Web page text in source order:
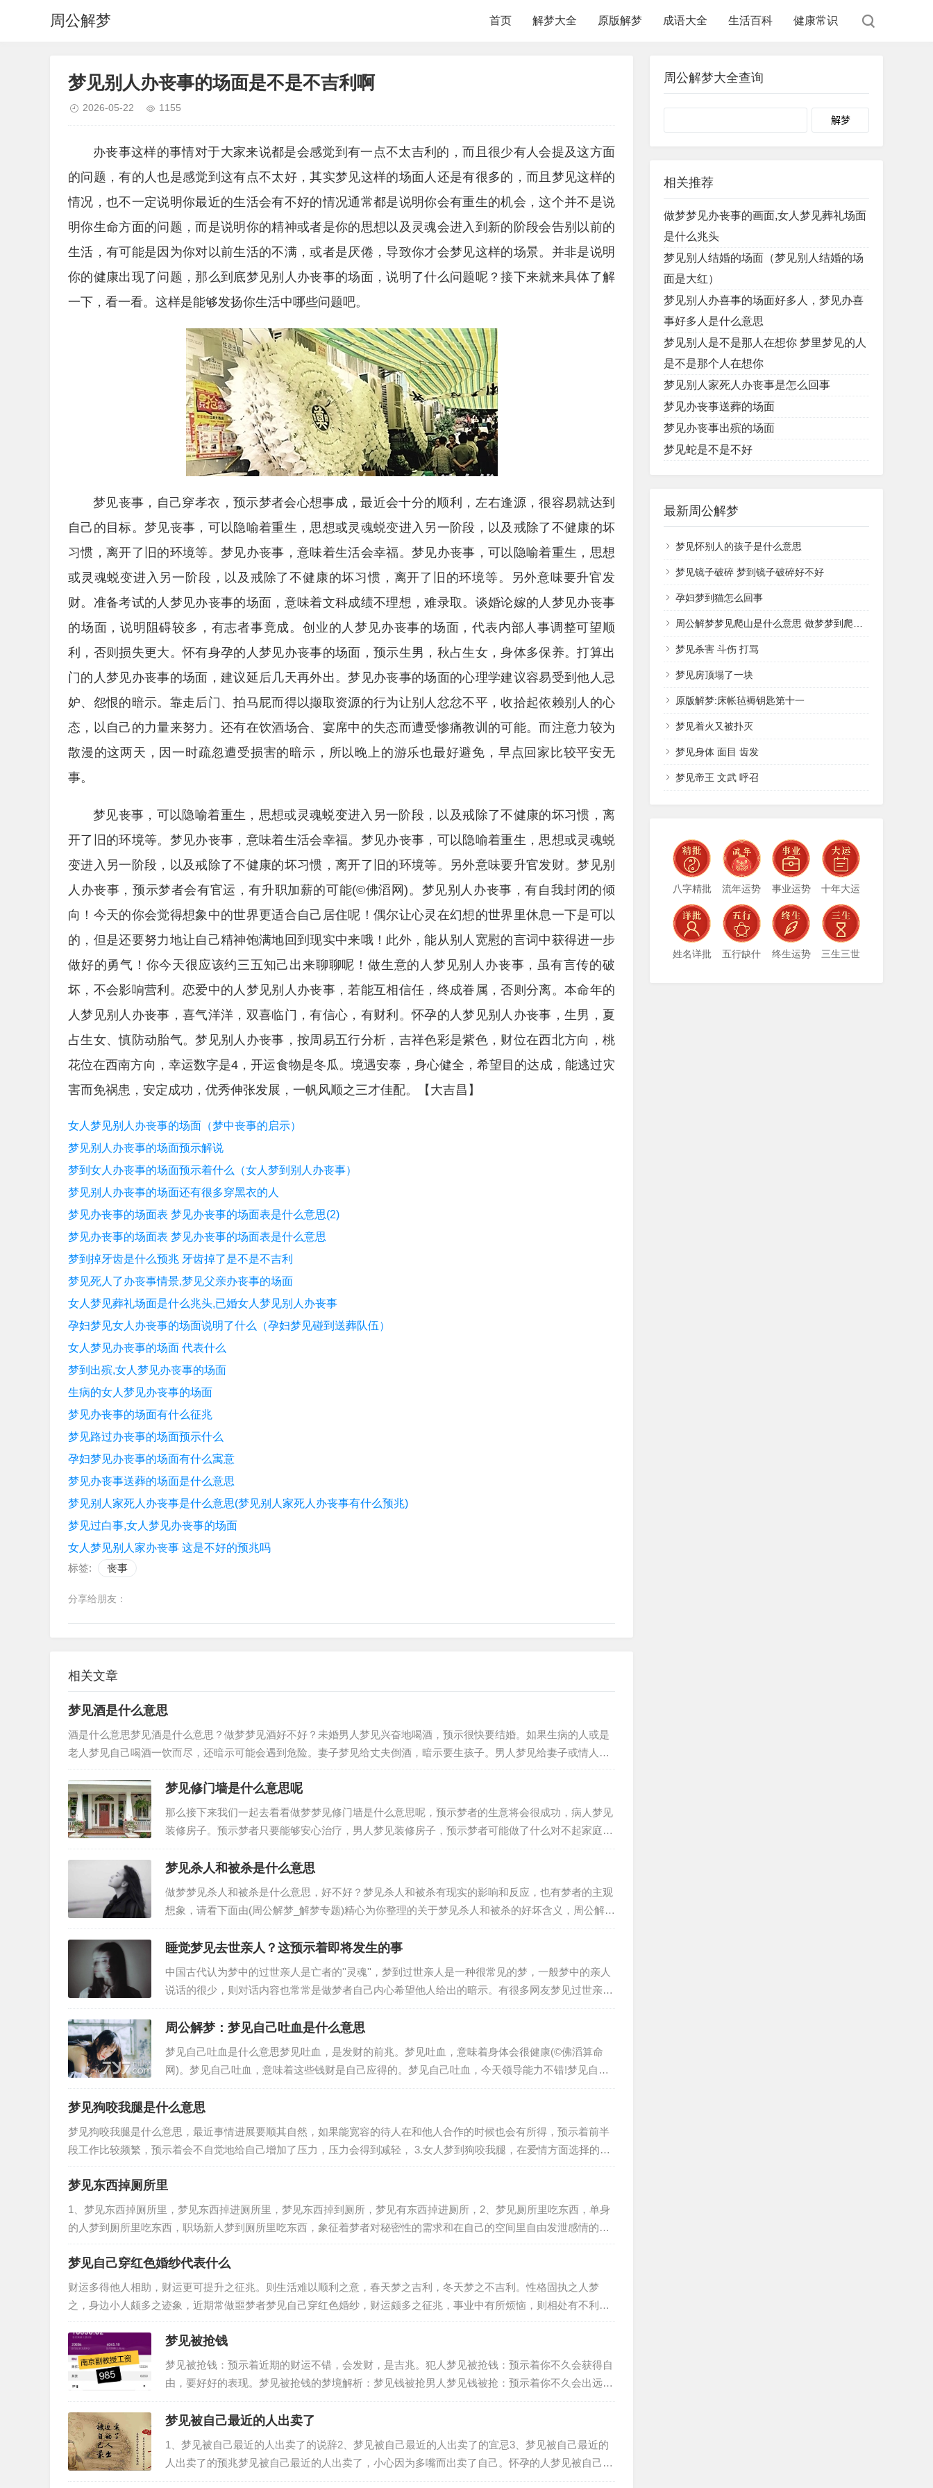
周公解梦 首页 解梦大全 原版解梦 成语大全 生活百科 健康常识
梦见别人办丧事的场面是不是不吉利啊
2026-05-22 1155
办丧事这样的事情对于大家来说都是会感觉到有一点不太吉利的，而且很少有人会提及这方面
的问题，有的人也是感觉到这有点不太好，其实梦见这样的场面人还是有很多的，而且梦见这样的
情况，也不一定说明你最近的生活会有不好的情况通常都是说明你会有重生的机会，这个并不是说
明你生命方面的问题，而是说明你的精神或者是你的思想以及灵魂会进入到新的阶段会告别以前的
生活，有可能是因为你对以前生活的不满，或者是厌倦，导致你才会梦见这样的场景。并非是说明
你的健康出现了问题，那么到底梦见别人办丧事的场面，说明了什么问题呢？接下来就来具体了解
一下，看一看。这样是能够发扬你生活中哪些问题吧。
梦见丧事，自己穿孝衣，预示梦者会心想事成，最近会十分的顺利，左右逢源，很容易就达到
自己的目标。梦见丧事，可以隐喻着重生，思想或灵魂蜕变进入另一阶段，以及戒除了不健康的坏
习惯，离开了旧的环境等。梦见办丧事，意味着生活会幸福。梦见办丧事，可以隐喻着重生，思想
或灵魂蜕变进入另一阶段，以及戒除了不健康的坏习惯，离开了旧的环境等。另外意味要升官发
财。准备考试的人梦见办丧事的场面，意味着文科成绩不理想，难录取。谈婚论嫁的人梦见办丧事
的场面，说明阻碍较多，有志者事竟成。创业的人梦见办丧事的场面，代表内部人事调整可望顺
利，否则损失更大。怀有身孕的人梦见办丧事的场面，预示生男，秋占生女，身体多保养。打算出
门的人梦见办丧事的场面，建议延后几天再外出。梦见办丧事的场面的心理学建议容易受到他人忌
妒、怨恨的暗示。靠走后门、拍马屁而得以撷取资源的行为让别人忿忿不平，收拾起依赖别人的心
态，以自己的力量来努力。还有在饮酒场合、宴席中的失态而遭受惨痛教训的可能。而注意力较为
散漫的这两天，因一时疏忽遭受损害的暗示，所以晚上的游乐也最好避免，早点回家比较平安无
事。
梦见丧事，可以隐喻着重生，思想或灵魂蜕变进入另一阶段，以及戒除了不健康的坏习惯，离
开了旧的环境等。梦见办丧事，意味着生活会幸福。梦见办丧事，可以隐喻着重生，思想或灵魂蜕
变进入另一阶段，以及戒除了不健康的坏习惯，离开了旧的环境等。另外意味要升官发财。梦见别
人办丧事，预示梦者会有官运，有升职加薪的可能(©佛滔网)。梦见别人办丧事，有自我封闭的倾
向！今天的你会觉得想象中的世界更适合自己居住呢！偶尔让心灵在幻想的世界里休息一下是可以
的，但是还要努力地让自己精神饱满地回到现实中来哦！此外，能从别人宽慰的言词中获得进一步
做好的勇气！你今天很应该约三五知己出来聊聊呢！做生意的人梦见别人办丧事，虽有言传的破
坏，不会影响营利。恋爱中的人梦见别人办丧事，若能互相信任，终成眷属，否则分离。本命年的
人梦见别人办丧事，喜气洋洋，双喜临门，有信心，有财利。怀孕的人梦见别人办丧事，生男，夏
占生女、慎防动胎气。梦见别人办丧事，按周易五行分析，吉祥色彩是紫色，财位在西北方向，桃
花位在西南方向，幸运数字是4，开运食物是冬瓜。境遇安泰，身心健全，希望目的达成，能逃过灾
害而免祸患，安定成功，优秀伸张发展，一帆风顺之三才佳配。【大吉昌】
女人梦见别人办丧事的场面（梦中丧事的启示）
梦见别人办丧事的场面预示解说
梦到女人办丧事的场面预示着什么（女人梦到别人办丧事）
梦见别人办丧事的场面还有很多穿黑衣的人
梦见办丧事的场面表 梦见办丧事的场面表是什么意思(2)
梦见办丧事的场面表 梦见办丧事的场面表是什么意思
梦到掉牙齿是什么预兆 牙齿掉了是不是不吉利
梦见死人了办丧事情景,梦见父亲办丧事的场面
女人梦见葬礼场面是什么兆头,已婚女人梦见别人办丧事
孕妇梦见女人办丧事的场面说明了什么（孕妇梦见碰到送葬队伍）
女人梦见办丧事的场面 代表什么
梦到出殡,女人梦见办丧事的场面
生病的女人梦见办丧事的场面
梦见办丧事的场面有什么征兆
梦见路过办丧事的场面预示什么
孕妇梦见办丧事的场面有什么寓意
梦见办丧事送葬的场面是什么意思
梦见别人家死人办丧事是什么意思(梦见别人家死人办丧事有什么预兆)
梦见过白事,女人梦见办丧事的场面
女人梦见别人家办丧事 这是不好的预兆吗
标签:
丧事
分享给朋友：
相关文章
梦见酒是什么意思
酒是什么意思梦见酒是什么意思？做梦梦见酒好不好？未婚男人梦见兴奋地喝酒，预示很快要结婚。如果生病的人或是
老人梦见自己喝酒一饮而尽，还暗示可能会遇到危险。妻子梦见给丈夫倒酒，暗示要生孩子。男人梦见给妻子或情人一
杯酒，夫妻或情人会恩爱如初。女人…
梦见修门墙是什么意思呢
那么接下来我们一起去看看做梦梦见修门墙是什么意思呢，预示梦者的生意将会很成功，病人梦见
装修房子。预示梦者只要能够安心治疗，男人梦见装修房子，预示梦者可能做了什么对不起家庭的
事情；女人梦见装修房子，预示梦者着因为自己的虚荣心太强而可能引起家庭…
梦见杀人和被杀是什么意思
做梦梦见杀人和被杀是什么意思，好不好？梦见杀人和被杀有现实的影响和反应，也有梦者的主观
想象，请看下面由(周公解梦_解梦专题)精心为你整理的关于梦见杀人和被杀的好坏含义，周公解梦
大全。从周公解梦而言，梦到杀人和被杀梦到杀害某人，代表做做梦的人…
睡觉梦见去世亲人？这预示着即将发生的事
中国古代认为梦中的过世亲人是亡者的''灵魂''，梦到过世亲人是一种很常见的梦，一般梦中的亲人
说话的很少，则对话内容也常常是做梦者自己内心希望他人给出的暗示。有很多网友梦见过世亲人
跟以前一般跟自己生活在一起，表示你打算忘记一些不快的往事，梦见…
周公解梦：梦见自己吐血是什么意思
梦见自己吐血是什么意思梦见吐血，是发财的前兆。梦见吐血，意味着身体会很健康(©佛滔算命
网)。梦见自己吐血，意味着这些钱财是自己应得的。梦见自己吐血，今天领导能力不错!梦见自己
大口吐血:此梦预示着工作或生活上的压力比较大，建议你不必太担忧，事…
梦见狗咬我腿是什么意思
梦见狗咬我腿是什么意思，最近事情进展要顺其自然，如果能宽容的待人在和他人合作的时候也会有所得，预示着前半
段工作比较频繁，预示着会不自觉地给自己增加了压力，压力会得到减轻， 3.女人梦到狗咬我腿，在爱情方面选择的机
会会增多，有可能会出现心思…
梦见东西掉厕所里
1、梦见东西掉厕所里，梦见东西掉进厕所里，梦见东西掉到厕所，梦见有东西掉进厕所，2、梦见厕所里吃东西，单身
的人梦到厕所里吃东西，职场新人梦到厕所里吃东西，象征着梦者对秘密性的需求和在自己的空间里自由发泄感情的愿
望，孕妇梦到厕所里吃东西，工作…
梦见自己穿红色婚纱代表什么
财运多得他人相助，财运更可提升之征兆。则生活难以顺利之意，春天梦之吉利，冬天梦之不吉利。性格固执之人梦
之，身边小人颇多之迹象，近期常做噩梦者梦见自己穿红色婚纱，财运颇多之征兆，事业中有所烦恼，则相处有不利之
意，事业中多有与他人间纠葛之想法，…
梦见被抢钱
梦见被抢钱：预示着近期的财运不错，会发财，是吉兆。犯人梦见被抢钱：预示着你不久会获得自
由，要好好的表现。梦见被抢钱的梦境解析：梦见钱被抢男人梦见钱被抢：预示着你不久会出远
门，可以慢慢的等待。梦见钱包被抢梦见抢钱梦见被抢钱：会有意外的收入。梦…
梦见被自己最近的人出卖了
1、梦见被自己最近的人出卖了的说辞2、梦见被自己最近的人出卖了的宜忌3、梦见被自己最近的
人出卖了的预兆梦见被自己最近的人出卖了，小心因为多嘴而出卖了自己。怀孕的人梦见被自己最
近的人出卖了，预示生女。恋爱中的人梦见被自己最近的人出卖了，说明经…
周公解梦大全查询
Search
相关推荐
做梦梦见办丧事的画面,女人梦见葬礼场面
是什么兆头
梦见别人结婚的场面（梦见别人结婚的场
面是大红）
梦见别人办喜事的场面好多人，梦见办喜
事好多人是什么意思
梦见别人是不是那人在想你 梦里梦见的人
是不是那个人在想你
梦见别人家死人办丧事是怎么回事
梦见办丧事送葬的场面
梦见办丧事出殡的场面
梦见蛇是不是不好
最新周公解梦
梦见怀别人的孩子是什么意思
梦见镜子破碎 梦到镜子破碎好不好
孕妇梦到猫怎么回事
周公解梦梦见爬山是什么意思 做梦梦到爬山代表什么？好不好
梦见杀害 斗伤 打骂
梦见房顶塌了一块
原版解梦:床帐毡褥钥匙第十一
梦见着火又被扑灭
梦见身体 面目 齿发
梦见帝王 文武 呼召
八字精批 流年运势 事业运势 十年大运
姓名详批
五行缺什
终生运势 三生三世